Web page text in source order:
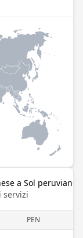
a Sol peruviano
servizi
PEN